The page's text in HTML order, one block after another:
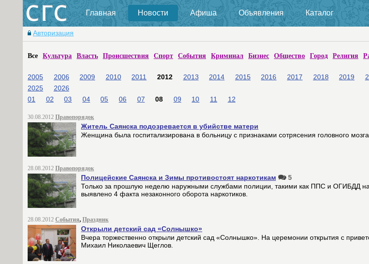
Главная Новости Афиша Объявления Каталог
Авторизация
Все Культура Власть Происшествия Спорт События Криминал Бизнес Общество Город Религия
2005 2006 2009 2010 2011 2012 2013 2014 2015 2016 2017 2018 2019
2025
2026
01
02 03 04 05 06 07 08 09 10 11 12
30.08.2012 Правопорядок
Житель Саянска подозревается в убийстве матери
Женщина была госпитализирована в больницу с признаками сотрясения головного
28.08.2012 Правопорядок
Полицейские Саянска и Зимы противостоят наркотикам
5
Только за прошлую неделю наружными службами полиции, такими как ППС и ОГИБДД
выявлено 4 факта незаконного оборота наркотиков.
28.08.2012 События, Праздник
Открыли детский сад «Солнышко»
Вчера торжественно открыли детский сад «Солнышко». На церемонии открытия с
Михаил Николаевич Щеглов.